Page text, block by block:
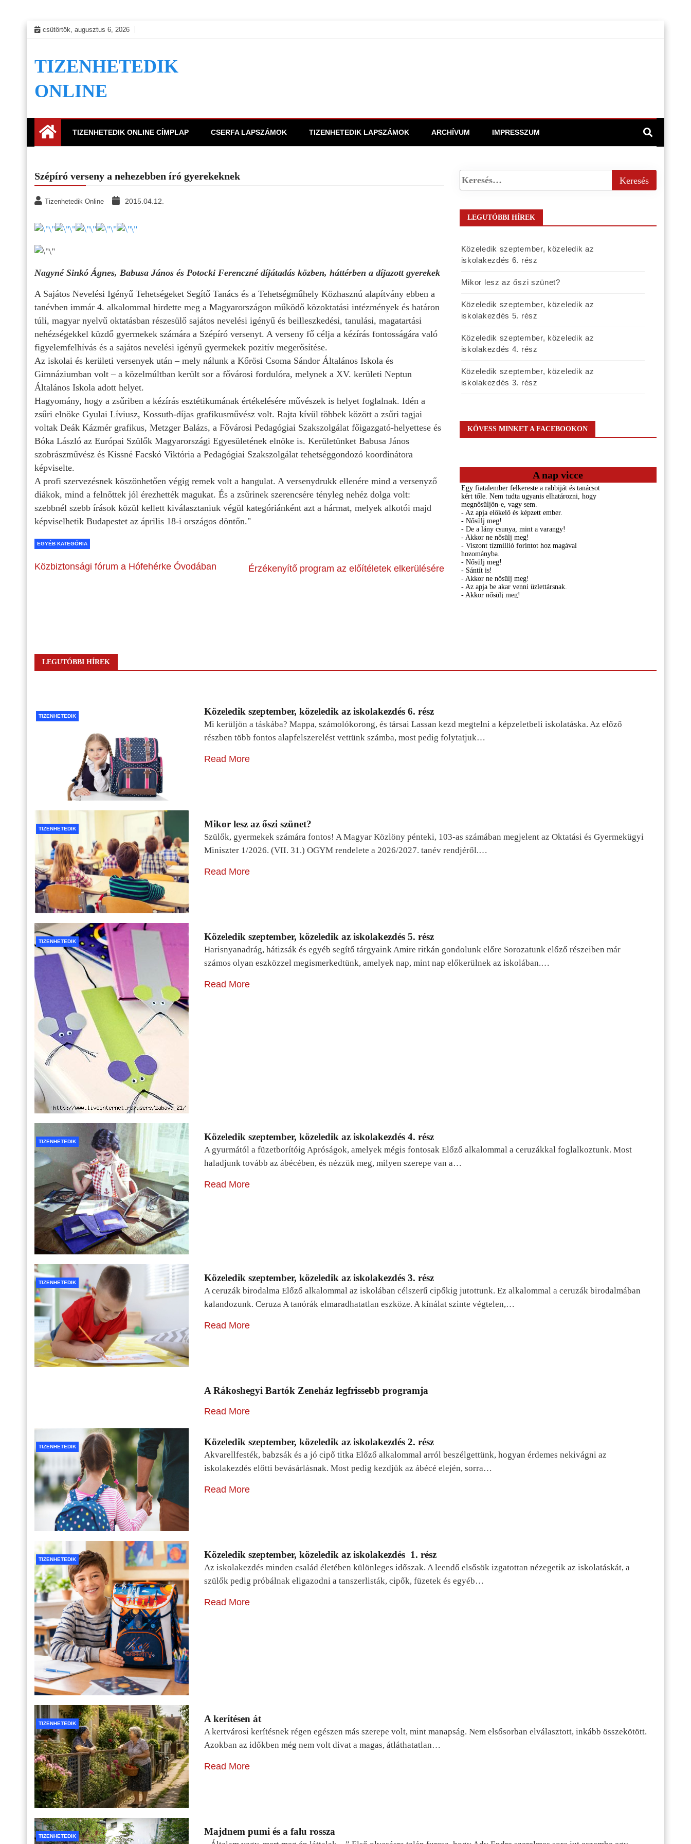
Skip
to
csütörtök, augusztus 6, 2026
TIZENHETEDIK
ONLINE
TIZENHETEDIK ONLINE CÍMPLAP CSERFA LAPSZÁMOK TIZENHETEDIK LAPSZÁMOK ARCHÍVUM IMPRESSZUM
Szépíró verseny a nehezebben író gyerekeknek
Tizenhetedik Online 2015.04.12.
Nagyné Sinkó Ágnes, Babusa János és Potocki Ferenczné díjátadás közben, háttérben a díjazott gyerekek
A Sajátos Nevelési Igényű Tehetségeket Segítő Tanács és a Tehetségműhely Közhasznú alapítvány ebben a
tanévben immár 4. alkalommal hirdette meg a Magyarországon működő közoktatási intézmények és határon
túli, magyar nyelvű oktatásban részesülő sajátos nevelési igényű és beilleszkedési, tanulási, magatartási
nehézségekkel küzdő gyermekek számára a Szépíró versenyt. A verseny fő célja a kézírás fontosságára való
figyelemfelhívás és a sajátos nevelési igényű gyermekek pozitív megerősítése.
Az iskolai és kerületi versenyek után – mely nálunk a Kőrösi Csoma Sándor Általános Iskola és
Gimnáziumban volt – a közelmúltban került sor a fővárosi fordulóra, melynek a XV. kerületi Neptun
Általános Iskola adott helyet.
Hagyomány, hogy a zsűriben a kézírás esztétikumának értékelésére művészek is helyet foglalnak. Idén a
zsűri elnöke Gyulai Líviusz, Kossuth-díjas grafikusművész volt. Rajta kívül többek között a zsűri tagjai
voltak Deák Kázmér grafikus, Metzger Balázs, a Fővárosi Pedagógiai Szakszolgálat főigazgató-helyettese és
Bóka László az Európai Szülők Magyarországi Egyesületének elnöke is. Kerületünket Babusa János
szobrászművész és Kissné Facskó Viktória a Pedagógiai Szakszolgálat tehetséggondozó koordinátora
képviselte.
A profi szervezésnek köszönhetően végig remek volt a hangulat. A versenydrukk ellenére mind a versenyző
diákok, mind a felnőttek jól érezhették magukat. És a zsűrinek szerencsére tényleg nehéz dolga volt:
szebbnél szebb írások közül kellett kiválasztaniuk végül kategóriánként azt a hármat, melyek alkotói majd
képviselhetik Budapestet az április 18-i országos döntőn."
EGYÉB KATEGÓRIA
Közbiztonsági fórum a Hófehérke Óvodában Érzékenyítő program az előítéletek elkerülésére
LEGUTÓBBI HÍREK
Közeledik szeptember, közeledik az
iskolakezdés 6. rész
Mikor lesz az őszi szünet?
Közeledik szeptember, közeledik az
iskolakezdés 5. rész
Közeledik szeptember, közeledik az
iskolakezdés 4. rész
Közeledik szeptember, közeledik az
iskolakezdés 3. rész
KÖVESS MINKET A FACEBOOKON
A nap vicce
LEGUTÓBBI HÍREK
TIZENHETEDIK Közeledik szeptember, közeledik az iskolakezdés 6. rész
Mi kerüljön a táskába? Mappa, számolókorong, és társai Lassan kezd megtelni a képzeletbeli iskolatáska. Az előző
részben több fontos alapfelszerelést vettünk számba, most pedig folytatjuk…
Read More
TIZENHETEDIK Mikor lesz az őszi szünet?
Szülők, gyermekek számára fontos! A Magyar Közlöny pénteki, 103-as számában megjelent az Oktatási és Gyermekügyi
Miniszter 1/2026. (VII. 31.) OGYM rendelete a 2026/2027. tanév rendjéről.…
Read More
TIZENHETEDIK Közeledik szeptember, közeledik az iskolakezdés 5. rész
Harisnyanadrág, hátizsák és egyéb segítő tárgyaink Amire ritkán gondolunk előre Sorozatunk előző részeiben már
számos olyan eszközzel megismerkedtünk, amelyek nap, mint nap előkerülnek az iskolában.…
Read More
TIZENHETEDIK Közeledik szeptember, közeledik az iskolakezdés 4. rész
A gyurmától a füzetborítóig Apróságok, amelyek mégis fontosak Előző alkalommal a ceruzákkal foglalkoztunk. Most
haladjunk tovább az ábécében, és nézzük meg, milyen szerepe van a…
Read More
TIZENHETEDIK Közeledik szeptember, közeledik az iskolakezdés 3. rész
A ceruzák birodalma Előző alkalommal az iskolában célszerű cipőkig jutottunk. Ez alkalommal a ceruzák birodalmában
kalandozunk. Ceruza A tanórák elmaradhatatlan eszköze. A kínálat szinte végtelen,…
Read More
A Rákoshegyi Bartók Zeneház legfrissebb programja
Read More
TIZENHETEDIK Közeledik szeptember, közeledik az iskolakezdés 2. rész
Akvarellfesték, babzsák és a jó cipő titka Előző alkalommal arról beszélgettünk, hogyan érdemes nekivágni az
iskolakezdés előtti bevásárlásnak. Most pedig kezdjük az ábécé elején, sorra…
Read More
TIZENHETEDIK Közeledik szeptember, közeledik az iskolakezdés 1. rész
Az iskolakezdés minden család életében különleges időszak. A leendő elsősök izgatottan nézegetik az iskolatáskát, a
szülők pedig próbálnak eligazodni a tanszerlisták, cipők, füzetek és egyéb…
Read More
TIZENHETEDIK A kerítésen át
A kertvárosi kerítésnek régen egészen más szerepe volt, mint manapság. Nem elsősorban elválasztott, inkább összekötött.
Azokban az időkben még nem volt divat a magas, átláthatatlan…
Read More
TIZENHETEDIK Majdnem pumi és a falu rossza